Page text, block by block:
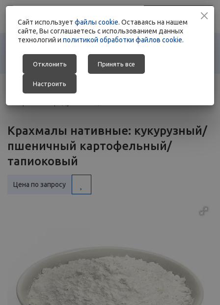
+375 29 692 01 76
Заказать звонок
Главная Каталог -
Крахмалы нативные: кукурузный/
пшеничный картофельный/
тапиоковый
Цена по запросу
Cайт использует файлы cookie. Оставаясь на нашем
сайте, Вы соглашаетесь с использованием данных
технологий и политикой обработки файлов cookie.
Отклонить Принять все
Настроить